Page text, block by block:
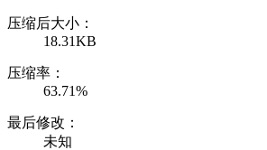
压缩后大小：
18.31KB
压缩率：
63.71%
最后修改：
未知